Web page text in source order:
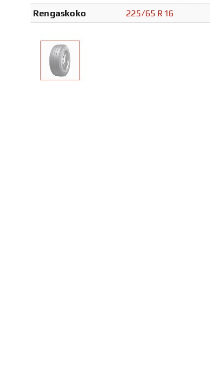
Rengaskoko
225/65 R16